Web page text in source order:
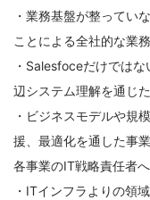
・業務基盤が整ってい
ことによる全社的な業
・Salesfoceだけでは
辺システム理解を通じ
・ビジネスモデルや規
援、最適化を通した事
各事業のIT戦略責任者
・ITインフラよりの領